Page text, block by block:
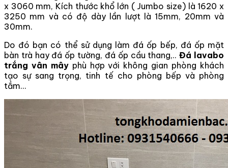
x 3060 mm, Kích thước khổ lớn ( Jumbo size) là 1620 x
3250 mm và có độ dày lần lượt là 15mm, 20mm và
30mm.
Do đó bạn có thể sử dụng làm đá ốp bếp, đá ốp mặt
bàn trà hay đá ốp tường, đá ốp cầu thang,..Đá lavabo
trắng vân mây phù hợp với không gian phòng khách
tạo sự sang trọng, tinh tế cho phòng bếp và phòng
tắm…